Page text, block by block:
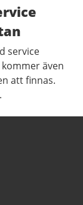
service
även
att finnas.